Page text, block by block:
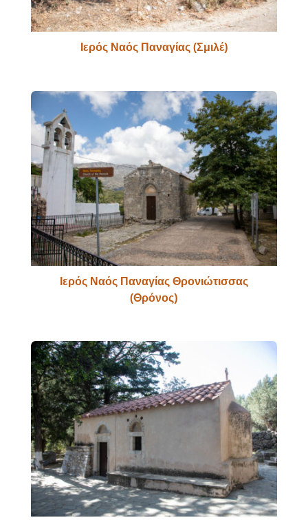
Ιερός Ναός Παναγίας (Σμιλέ)
Ιερός Ναός Παναγίας Θρονιώτισσας
(Θρόνος)